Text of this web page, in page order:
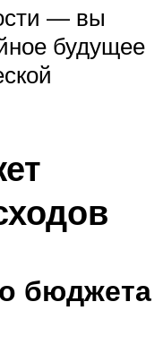
— вы
будущее
бюджета